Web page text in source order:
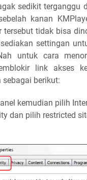
sedikit terganggu
kanan
tersebut tidak bisa
settingan
untuk cara
link akses
sebagai berikut:
kemudian pilih
dan pilih restricted